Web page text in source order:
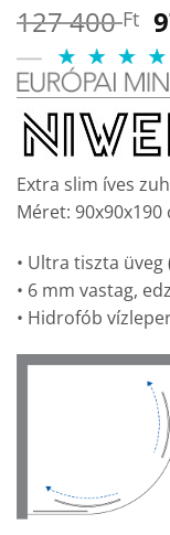
127 400Ft
Extra slim íves
Méret: 90x90x190
• Ultra tiszta
• 6 mm vastag,
• Hidrofób